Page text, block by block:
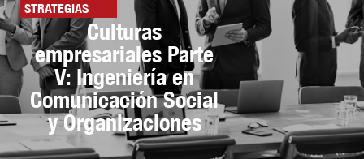
STRATEGIAS
Culturas
empresariales Parte
V: Ingeniería en
Comunicación Social
y Organizaciones